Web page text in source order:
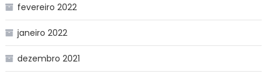
fevereiro 2022
janeiro 2022
dezembro 2021